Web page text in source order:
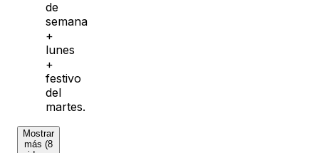
de
semana
+
lunes
+
festivo
del
martes.
Mostrar
más (8